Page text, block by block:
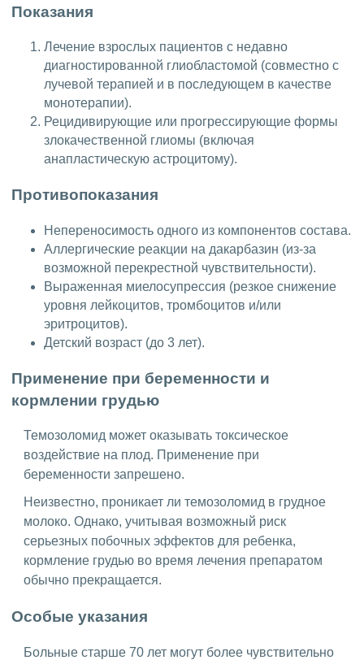
Показания
Лечение взрослых пациентов с недавно
диагностированной глиобластомой (совместно с
лучевой терапией и в последующем в качестве
монотерапии).
Рецидивирующие или прогрессирующие формы
злокачественной глиомы (включая
анапластическую астроцитому).
Противопоказания
Непереносимость одного из компонентов состава.
Аллергические реакции на дакарбазин (из-за
возможной перекрестной чувствительности).
Выраженная миелосупрессия (резкое снижение
уровня лейкоцитов, тромбоцитов и/или
эритроцитов).
Детский возраст (до 3 лет).
Применение при беременности и
кормлении грудью
Темозоломид может оказывать токсическое
воздействие на плод. Применение при
беременности запрешено.
Неизвестно, проникает ли темозоломид в грудное
молоко. Однако, учитывая возможный риск
серьезных побочных эффектов для ребенка,
кормление грудью во время лечения препаратом
обычно прекращается.
Особые указания
Больные старше 70 лет могут более чувствительно